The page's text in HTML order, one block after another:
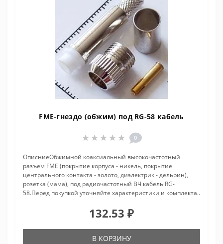
FME-гнездо (обжим) под RG-58 кабель
0
ОписниеОбжимной коаксиальный высокочастотный
разъем FME (покрытие корпуса - никель, покрытие
центрального контакта - золото, диэлектрик - дельрин),
розетка (мама), под радиочастотный ВЧ кабель RG-
58.Перед покупкой уточняйте характеристики и комплекта..
132.53 ₽
В КОРЗИНУ